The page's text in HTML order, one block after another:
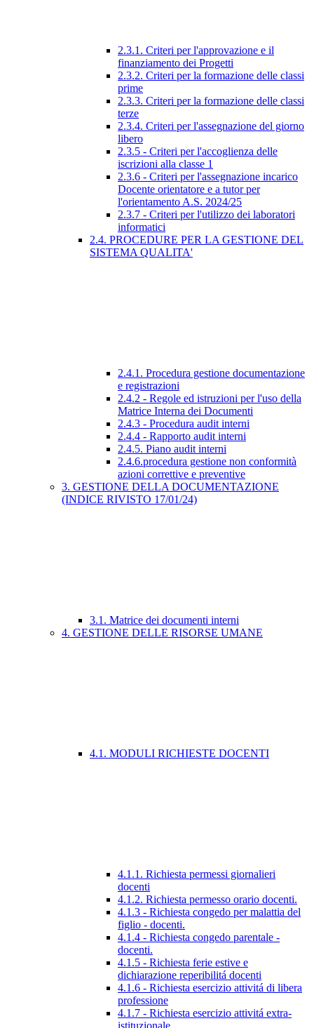
2.3.1. Criteri per l'approvazione e il
finanziamento dei Progetti
2.3.2. Criteri per la formazione delle classi
prime
2.3.3. Criteri per la formazione delle classi
terze
2.3.4. Criteri per l'assegnazione del giorno
libero
2.3.5 - Criteri per l'accoglienza delle
iscrizioni alla classe 1
2.3.6 - Criteri per l'assegnazione incarico
Docente orientatore e a tutor per
l'orientamento A.S. 2024/25
2.3.7 - Criteri per l'utilizzo dei laboratori
informatici
2.4. PROCEDURE PER LA GESTIONE DEL
SISTEMA QUALITA'
2.4.1. Procedura gestione documentazione
e registrazioni
2.4.2 - Regole ed istruzioni per l'uso della
Matrice Interna dei Documenti
2.4.3 - Procedura audit interni
2.4.4 - Rapporto audit interni
2.4.5. Piano audit interni
2.4.6.procedura gestione non conformità
azioni correttive e preventive
3. GESTIONE DELLA DOCUMENTAZIONE
(INDICE RIVISTO 17/01/24)
3.1. Matrice dei documenti interni
4. GESTIONE DELLE RISORSE UMANE
4.1. MODULI RICHIESTE DOCENTI
4.1.1. Richiesta permessi giornalieri
docenti
4.1.2. Richiesta permesso orario docenti.
4.1.3 - Richiesta congedo per malattia del
figlio - docenti.
4.1.4 - Richiesta congedo parentale -
docenti.
4.1.5 - Richiesta ferie estive e
dichiarazione reperibilitá docenti
4.1.6 - Richiesta esercizio attivitá di libera
professione
4.1.7 - Richiesta esercizio attivitá extra-